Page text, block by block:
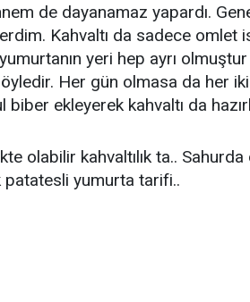
de dayanamaz yapardı.
Kahvaltı da sadece omlet
yeri hep ayrı
Her gün olmasa da her
ekleyerek kahvaltı da
olabilir kahvaltılık ta..
patatesli yumurta tarifi..